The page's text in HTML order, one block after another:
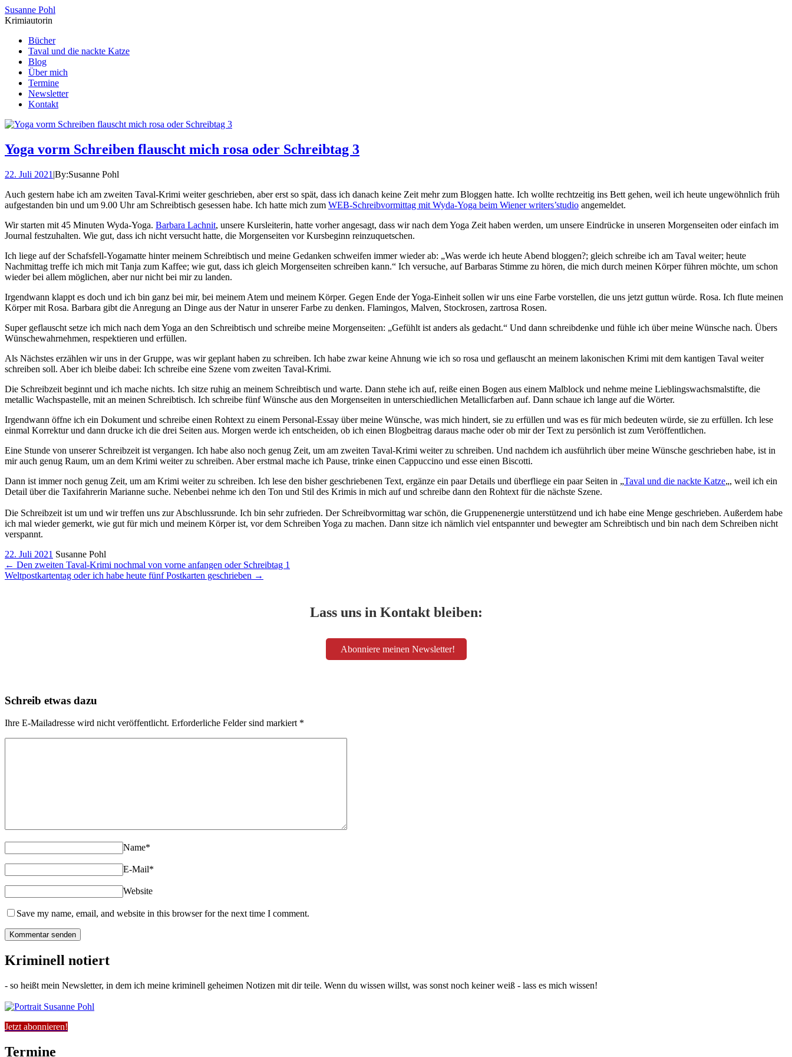
Susanne Pohl
Krimiautorin
Bücher
Taval und die nackte Katze
Blog
Über mich
Termine
Newsletter
Kontakt
Yoga vorm Schreiben flauscht mich rosa oder Schreibtag 3
22. Juli 2021 |By:Susanne Pohl
Auch gestern habe ich am zweiten Taval-Krimi weiter geschrieben, aber erst so spät, dass ich danach keine Zeit mehr zum Bloggen hatte. Ich wollte rechtzeitig ins Bett gehen, weil ich heute ungewöhnlich früh
aufgestanden bin und um 9.00 Uhr am Schreibtisch gesessen habe. Ich hatte mich zum WEB-Schreibvormittag mit Wyda-Yoga beim Wiener writers’studio angemeldet.
Wir starten mit 45 Minuten Wyda-Yoga. Barbara Lachnit, unsere Kursleiterin, hatte vorher angesagt, dass wir nach dem Yoga Zeit haben werden, um unsere Eindrücke in unseren Morgenseiten oder einfach im
Journal festzuhalten. Wie gut, dass ich nicht versucht hatte, die Morgenseiten vor Kursbeginn reinzuquetschen.
Ich liege auf der Schafsfell-Yogamatte hinter meinem Schreibtisch und meine Gedanken schweifen immer wieder ab: „Was werde ich heute Abend bloggen?; gleich schreibe ich am Taval weiter; heute
Nachmittag treffe ich mich mit Tanja zum Kaffee; wie gut, dass ich gleich Morgenseiten schreiben kann.“ Ich versuche, auf Barbaras Stimme zu hören, die mich durch meinen Körper führen möchte, um schon
wieder bei allem möglichen, aber nur nicht bei mir zu landen.
Irgendwann klappt es doch und ich bin ganz bei mir, bei meinem Atem und meinem Körper. Gegen Ende der Yoga-Einheit sollen wir uns eine Farbe vorstellen, die uns jetzt guttun würde. Rosa. Ich flute meinen
Körper mit Rosa. Barbara gibt die Anregung an Dinge aus der Natur in unserer Farbe zu denken. Flamingos, Malven, Stockrosen, zartrosa Rosen.
Super geflauscht setze ich mich nach dem Yoga an den Schreibtisch und schreibe meine Morgenseiten: „Gefühlt ist anders als gedacht.“ Und dann schreibdenke und fühle ich über meine Wünsche nach. Übers
Wünschewahrnehmen, respektieren und erfüllen.
Als Nächstes erzählen wir uns in der Gruppe, was wir geplant haben zu schreiben. Ich habe zwar keine Ahnung wie ich so rosa und geflauscht an meinem lakonischen Krimi mit dem kantigen Taval weiter
schreiben soll. Aber ich bleibe dabei: Ich schreibe eine Szene vom zweiten Taval-Krimi.
Die Schreibzeit beginnt und ich mache nichts. Ich sitze ruhig an meinem Schreibtisch und warte. Dann stehe ich auf, reiße einen Bogen aus einem Malblock und nehme meine Lieblingswachsmalstifte, die
metallic Wachspastelle, mit an meinen Schreibtisch. Ich schreibe fünf Wünsche aus den Morgenseiten in unterschiedlichen Metallicfarben auf. Dann schaue ich lange auf die Wörter.
Irgendwann öffne ich ein Dokument und schreibe einen Rohtext zu einem Personal-Essay über meine Wünsche, was mich hindert, sie zu erfüllen und was es für mich bedeuten würde, sie zu erfüllen. Ich lese
einmal Korrektur und dann drucke ich die drei Seiten aus. Morgen werde ich entscheiden, ob ich einen Blogbeitrag daraus mache oder ob mir der Text zu persönlich ist zum Veröffentlichen.
Eine Stunde von unserer Schreibzeit ist vergangen. Ich habe also noch genug Zeit, um am zweiten Taval-Krimi weiter zu schreiben. Und nachdem ich ausführlich über meine Wünsche geschrieben habe, ist in
mir auch genug Raum, um an dem Krimi weiter zu schreiben. Aber erstmal mache ich Pause, trinke einen Cappuccino und esse einen Biscotti.
Dann ist immer noch genug Zeit, um am Krimi weiter zu schreiben. Ich lese den bisher geschriebenen Text, ergänze ein paar Details und überfliege ein paar Seiten in „Taval und die nackte Katze„, weil ich ein
Detail über die Taxifahrerin Marianne suche. Nebenbei nehme ich den Ton und Stil des Krimis in mich auf und schreibe dann den Rohtext für die nächste Szene.
Die Schreibzeit ist um und wir treffen uns zur Abschlussrunde. Ich bin sehr zufrieden. Der Schreibvormittag war schön, die Gruppenenergie unterstützend und ich habe eine Menge geschrieben. Außerdem habe
ich mal wieder gemerkt, wie gut für mich und meinem Körper ist, vor dem Schreiben Yoga zu machen. Dann sitze ich nämlich viel entspannter und bewegter am Schreibtisch und bin nach dem Schreiben nicht
verspannt.
22. Juli 2021 Susanne Pohl
← Den zweiten Taval-Krimi nochmal von vorne anfangen oder Schreibtag 1
Weltpostkartentag oder ich habe heute fünf Postkarten geschrieben →
Lass uns in Kontakt bleiben:
Abonniere meinen Newsletter!
Schreib etwas dazu
Ihre E-Mailadresse wird nicht veröffentlicht. Erforderliche Felder sind markiert *
Name*
E-Mail*
Website
Save my name, email, and website in this browser for the next time I comment.
Kriminell notiert
- so heißt mein Newsletter, in dem ich meine kriminell geheimen Notizen mit dir teile. Wenn du wissen willst, was sonst noch keiner weiß - lass es mich wissen!
Jetzt abonnieren!
Termine